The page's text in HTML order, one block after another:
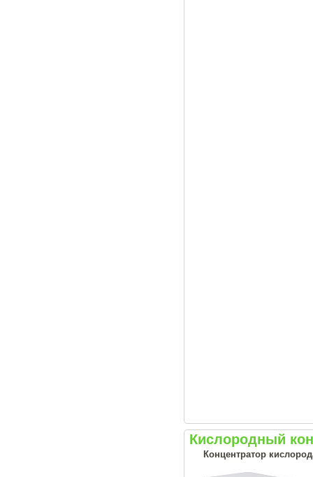
Кислородный
Концентратор